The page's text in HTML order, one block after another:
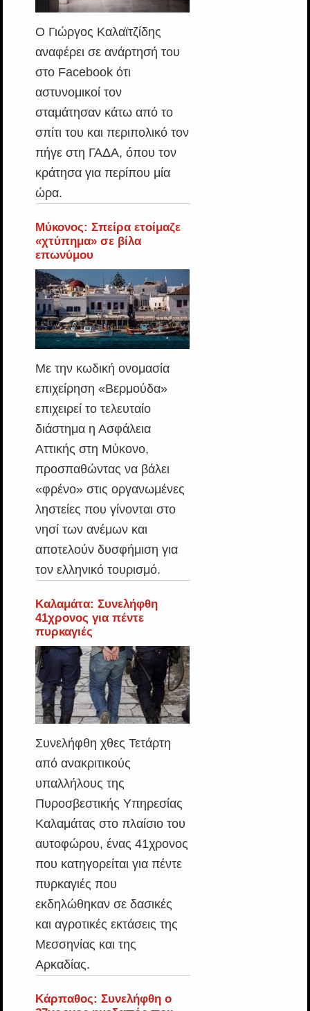
Ο Γιώργος Καλαϊτζίδης
αναφέρει σε ανάρτησή του
στο Facebook ότι
αστυνομικοί τον
σταμάτησαν κάτω από το
σπίτι του και περιπολικό τον
πήγε στη ΓΑΔΑ, όπου τον
κράτησα για περίπου μία
ώρα.
Μύκονος: Σπείρα ετοίμαζε
«χτύπημα» σε βίλα
επωνύμου
Με την κωδική ονομασία
επιχείρηση «Βερμούδα»
επιχειρεί το τελευταίο
διάστημα η Ασφάλεια
Αττικής στη Μύκονο,
προσπαθώντας να βάλει
«φρένο» στις οργανωμένες
ληστείες που γίνονται στο
νησί των ανέμων και
αποτελούν δυσφήμιση για
τον ελληνικό τουρισμό.
Καλαμάτα: Συνελήφθη
41χρονος για πέντε
πυρκαγιές
Συνελήφθη χθες Τετάρτη
από ανακριτικούς
υπαλλήλους της
Πυροσβεστικής Υπηρεσίας
Καλαμάτας στο πλαίσιο του
αυτοφώρου, ένας 41χρονος
που κατηγορείται για πέντε
πυρκαγιές που
εκδηλώθηκαν σε δασικές
και αγροτικές εκτάσεις της
Μεσσηνίας και της
Αρκαδίας.
Κάρπαθος: Συνελήφθη ο